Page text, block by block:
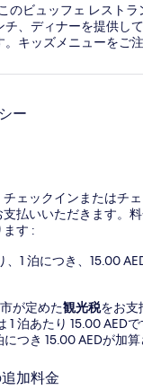
のビュッフェ レスト
チ、ディナーを提供し
。キッズメニューをご
ー
ェックインまたはチ
払いいただきます。
す :
、1 泊につき、15.00
が定めた観光税をお支
1 泊あたり 15.00 AED
につき 15.00 AEDが加算
加料金